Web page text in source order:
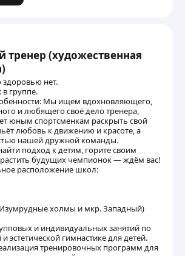
тренер (художественная
нет.
группе.
Мы ищем вдохновляющего,
и любящего своё дело тренера,
юным спортсменкам раскрыть свой
любовь к движению и красоте, а
нашей дружной команды.
подход к детям, горите своим
будущих чемпионок — ждём вас!
расположение школ:
(Изумрудные холмы и мкр. Западный)
и индивидуальных занятий по
эстетической гимнастике для детей.
тренировочных программ для